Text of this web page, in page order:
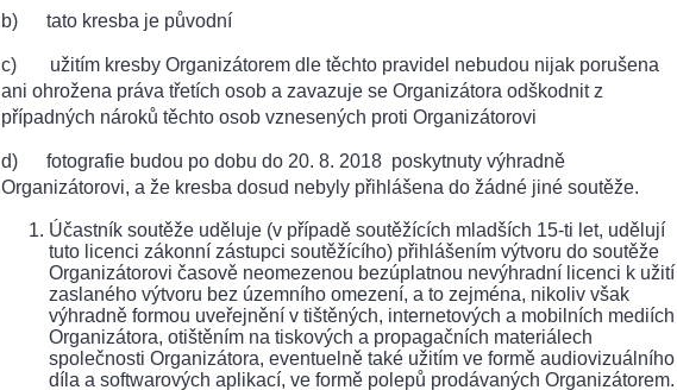
b) tato kresba je původní
c) užitím kresby Organizátorem dle těchto pravidel nebudou nijak porušena
ani ohrožena práva třetích osob a zavazuje se Organizátora odškodnit z
případných nároků těchto osob vznesených proti Organizátorovi
d) fotografie budou po dobu do 20. 8. 2018 poskytnuty výhradně
Organizátorovi, a že kresba dosud nebyly přihlášena do žádné jiné soutěže.
Účastník soutěže uděluje (v případě soutěžících mladších 15-ti let, udělují
tuto licenci zákonní zástupci soutěžícího) přihlášením výtvoru do soutěže
Organizátorovi časově neomezenou bezúplatnou nevýhradní licenci k užití
zaslaného výtvoru bez územního omezení, a to zejména, nikoliv však
výhradně formou uveřejnění v tištěných, internetových a mobilních mediích
Organizátora, otištěním na tiskových a propagačních materiálech
společnosti Organizátora, eventuelně také užitím ve formě audiovizuálního
díla a softwarových aplikací, ve formě polepů prodávaných Organizátorem.